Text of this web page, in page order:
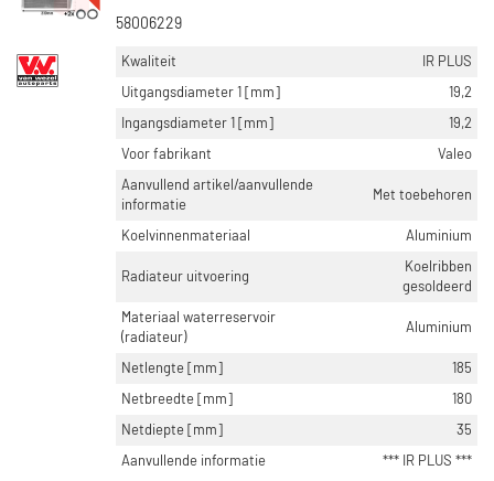
58006229
Kwaliteit
IR PLUS
Uitgangsdiameter 1 [mm]
19,2
Ingangsdiameter 1 [mm]
19,2
Voor fabrikant
Valeo
Aanvullend artikel/aanvullende
informatie
Met toebehoren
Koelvinnenmateriaal Aluminium
Radiateur uitvoering
Koelribben
gesoldeerd
Materiaal waterreservoir
(radiateur)
Aluminium
Netlengte [mm]
185
Netbreedte [mm]
180
Netdiepte [mm]
35
Aanvullende informatie
*** IR PLUS ***